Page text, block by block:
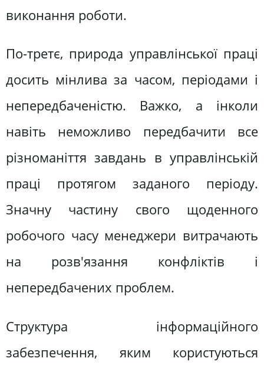
виконання роботи.
По-третє, природа управлінської праці
досить мінлива за часом, періодами і
непередбаченістю. Важко, а інколи
навіть неможливо передбачити все
різноманіття завдань в управлінській
праці протягом заданого періоду.
Значну частину свого щоденного
робочого часу менеджери витрачають
на розв'язання конфліктів і
непередбачених проблем.
Структура інформаційного
забезпечення, яким користуються